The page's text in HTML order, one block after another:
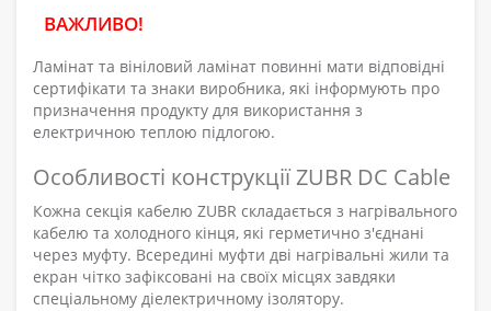
ВАЖЛИВО!
Ламінат та вініловий ламінат повинні мати відповідні
сертифікати та знаки виробника, які інформують про
призначення продукту для використання з
електричною теплою підлогою.
Особливості конструкції ZUBR DC Cable
Кожна секція кабелю ZUBR складається з нагрівального
кабелю та холодного кінця, які герметично з'єднані
через муфту. Всередині муфти дві нагрівальні жили та
екран чітко зафіксовані на своїх місцях завдяки
спеціальному діелектричному ізолятору.